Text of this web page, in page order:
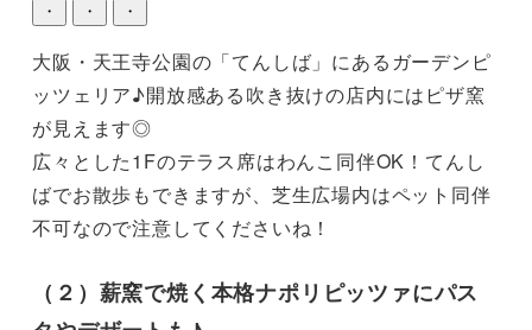
・ ・ ・
大阪・天王寺公園の「てんしば」にあるガーデンピ
ッツェリア♪開放感ある吹き抜けの店内にはピザ窯
が見えます◎
広々とした1Fのテラス席はわんこ同伴OK！てんし
ばでお散歩もできますが、芝生広場内はペット同伴
不可なので注意してくださいね！
（２）薪窯で焼く本格ナポリピッツァにパス